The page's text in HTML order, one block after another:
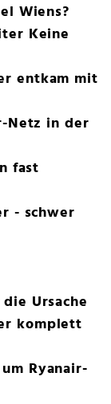
Wiens?
Keine
entkam mit
Netz in der
fast
- schwer
Ursache
komplett
Ryanair-